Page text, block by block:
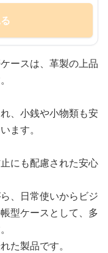
ースは、革製の上品
、小銭や小物類も安
ます。
にも配慮された安心
、日常使いからビジ
型ケースとして、多
た製品です。